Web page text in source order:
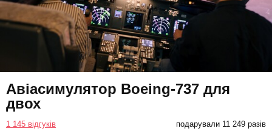
Авіасимулятор Boeing-737 для
двох
1 145 відгуків подарували 11 249 разів